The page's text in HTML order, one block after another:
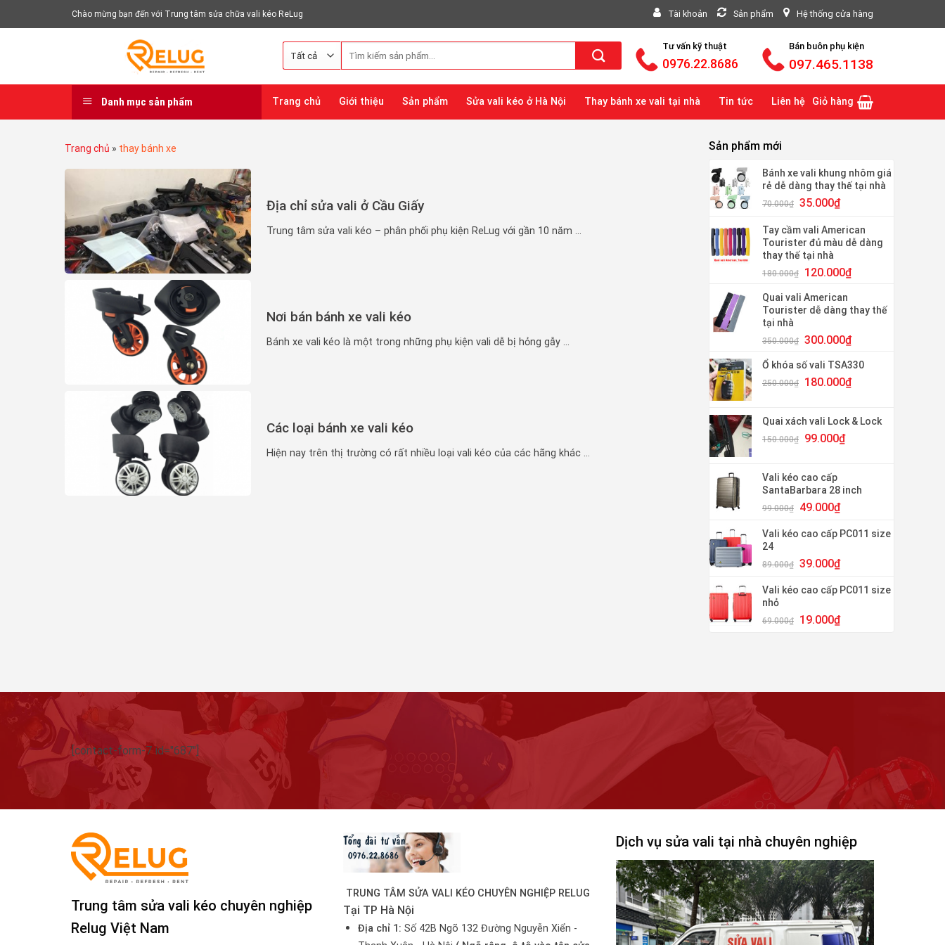
đến
Chào mừng bạn đến với Trung tâm sửa chữa vali kéo ReLug Tài khoản Sản phẩm Hệ thống cửa hàng
Tìm
kiếm:
Tư vấn kỹ thuật
0976.22.8686
Bán buôn phụ kiện
097.465.1138
Danh mục sản phẩm Trang chủ Giới thiệu Sản phẩm Sửa vali kéo ở Hà Nội Thay bánh xe vali tại nhà Tin tức Liên hệ Giỏ hàng
Trang chủ » thay bánh xe
Địa chỉ sửa vali ở Cầu Giấy
Trung tâm sửa vali kéo – phân phối phụ kiện ReLug với gần 10 năm ...
Nơi bán bánh xe vali kéo
Bánh xe vali kéo là một trong những phụ kiện vali dễ bị hỏng gẫy ...
Các loại bánh xe vali kéo
Hiện nay trên thị trường có rất nhiều loại vali kéo của các hãng khác ...
Sản phẩm mới
Bánh xe vali khung nhôm giá
rẻ dễ dàng thay thế tại nhà
70.000₫ Giá
là:
70.000₫.
35.000₫Giá
tại
là:
Tay cầm vali American
Tourister đủ màu dễ dàng
thay thế tại nhà
180.000₫
Giá
là:
180.000₫.
120.000₫Giá
là:
Quai vali American
Tourister dễ dàng thay thế
tại nhà
350.000₫ Giá
là:
350.000₫.
300.000₫Giá
tại
là:
300.000₫.
Ổ khóa số vali TSA330
250.000₫
Giá
250.000₫.
180.000₫Giá
là:
Quai xách vali Lock & Lock
150.000₫
Giá
150.000₫.
99.000₫Giá
99.000₫.
Vali kéo cao cấp
SantaBarbara 28 inch
99.000₫
Giá
là:
49.000₫Giá
tại
49.000₫.
Vali kéo cao cấp PC011 size
24
89.000₫ Giá
là:
39.000₫Giá
tại
39.000₫.
Vali kéo cao cấp PC011 size
nhỏ
69.000₫
Giá
19.000₫Giá
[contact-form-7 id="687"]
Trung tâm sửa vali kéo chuyên nghiệp
Relug Việt Nam
TRUNG TÂM SỬA VALI KÉO CHUYÊN NGHIỆP RELUG
Tại TP Hà Nội
Địa chỉ 1: Số 42B Ngõ 132 Đường Nguyễn Xiển -
Dịch vụ sửa vali tại nhà chuyên nghiệp